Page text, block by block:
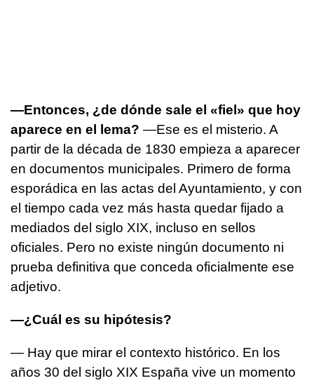
—Entonces, ¿de dónde sale el «fiel» que hoy
aparece en el lema? —Ese es el misterio. A
partir de la década de 1830 empieza a aparecer
en documentos municipales. Primero de forma
esporádica en las actas del Ayuntamiento, y con
el tiempo cada vez más hasta quedar fijado a
mediados del siglo XIX, incluso en sellos
oficiales. Pero no existe ningún documento ni
prueba definitiva que conceda oficialmente ese
adjetivo.
—¿Cuál es su hipótesis?
— Hay que mirar el contexto histórico. En los
años 30 del siglo XIX España vive un momento